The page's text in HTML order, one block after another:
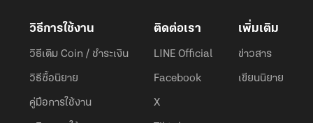
วิธีการใช้งาน
วิธีเติม Coin / ชำระเงิน
วิธีซื้อนิยาย
คู่มือการใช้งาน
ติดต่อเรา
LINE Official
Facebook
X
เพิ่มเติม
ข่าวสาร
เขียนนิยาย